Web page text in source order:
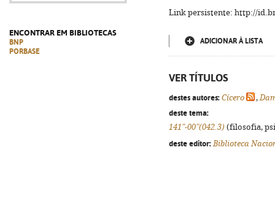
ENCONTRAR EM BIBLIOTECAS
BNP
PORBASE
Link persistente: http://
ADICIONAR À LISTA
VER TÍTULOS
destes autores: Cícero ,
deste tema:
141"-00"(042.3) (filosofia,
deste editor: Biblioteca